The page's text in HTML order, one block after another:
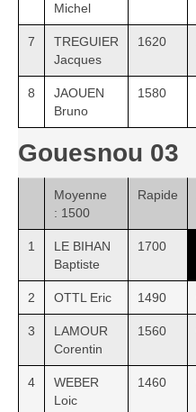
Michel
7
TREGUIER
Jacques
1620
8
JAOUEN
Bruno
1580
Gouesnou 03
Moyenne
: 1500
Rapide
1
LE BIHAN
Baptiste
1700
2 OTTL Eric 1490
3
LAMOUR
Corentin
1560
4
WEBER
Loic
1460